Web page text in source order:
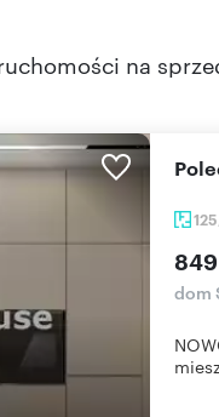
na
dom